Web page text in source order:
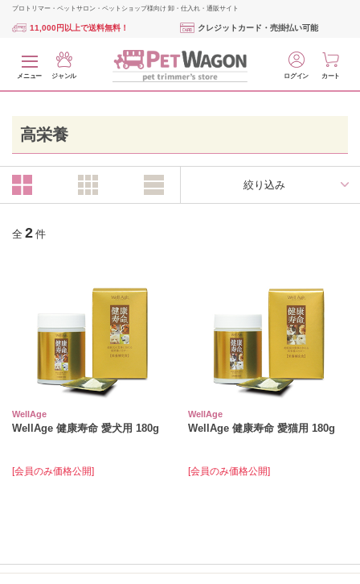
プロトリマー・ペットサロン・ペットショップ様向け 卸・仕入れ・通販サイト
11,000円以上で送料無料！ クレジットカード・売掛払い可能
メニュー ジャンル ログイン カート
高栄養
絞り込み
全 2 件
WellAge
WellAge 健康寿命 愛犬用 180g
[会員のみ価格公開]
WellAge
WellAge 健康寿命 愛猫用 180g
[会員のみ価格公開]